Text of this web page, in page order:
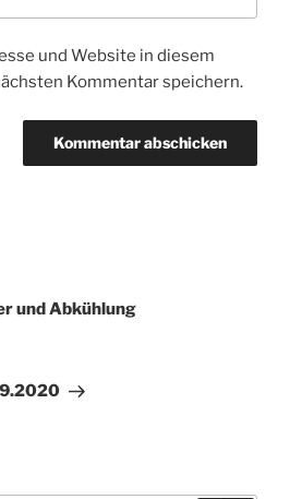
und Website in diesem
Kommentar speichern.
und Abkühlung